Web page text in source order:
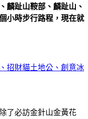
麟趾山鞍部、麟趾山、
小時步行路程，現在就
招財貓土地公、創意冰
了必訪金針山金黃花